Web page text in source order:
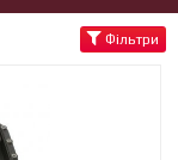
Фільтри